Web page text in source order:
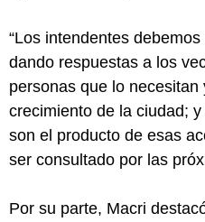
“Los intendentes
dando respuestas a los
personas que lo necesitan
crecimiento de la ciudad;
son el producto de esas
ser consultado por las
Por su parte, Macri